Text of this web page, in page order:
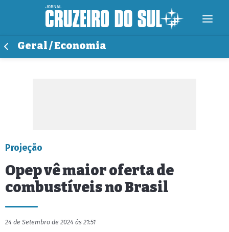
Geral / Economia
Projeção
Opep vê maior oferta de
combustíveis no Brasil
24 de Setembro de 2024 às 21:51